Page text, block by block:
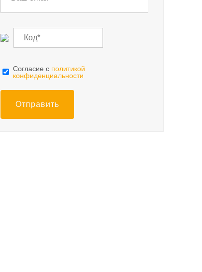
Cогласие с политикой
конфиденциальности
Отправить